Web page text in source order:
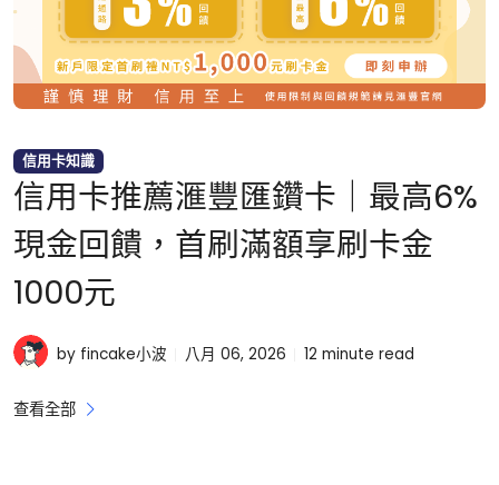
信用卡知識
信用卡推薦滙豐匯鑽卡｜最高6%
現金回饋，首刷滿額享刷卡金
1000元
by fincake小波 八月 06, 2026 12 minute read
查看全部